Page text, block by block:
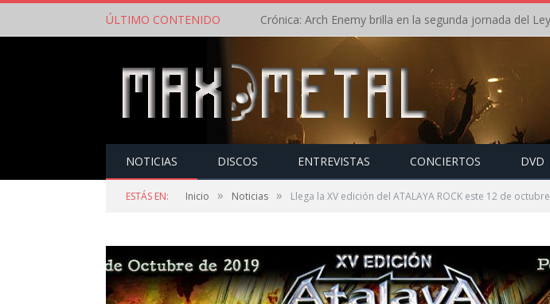
ÚLTIMO CONTENIDO
NOTICIAS DISCOS ENTREVISTAS CONCIERTOS DVD
ESTÁS EN: Inicio » Noticias » Llega la XV edición del ATALAYA ROCK este 12 de octubre